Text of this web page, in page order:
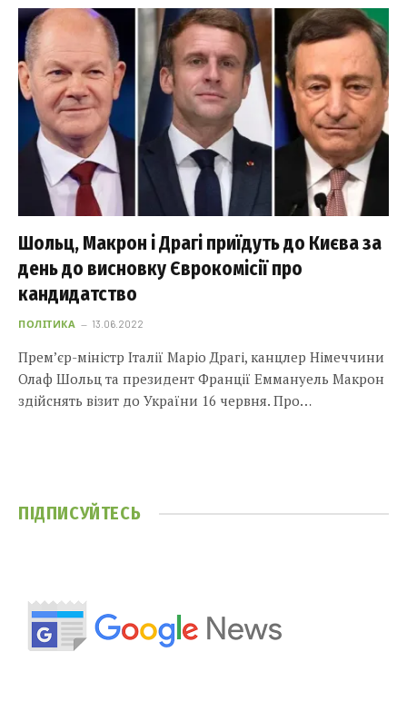
Шольц, Макрон і Драгі приїдуть до Києва за
день до висновку Єврокомісії про
кандидатство
ПОЛІТИКА 13.06.2022
Прем’єр-міністр Італії Маріо Драгі, канцлер Німеччини
Олаф Шольц та президент Франції Еммануель Макрон
здійснять візит до України 16 червня. Про…
ПІДПИСУЙТЕСЬ